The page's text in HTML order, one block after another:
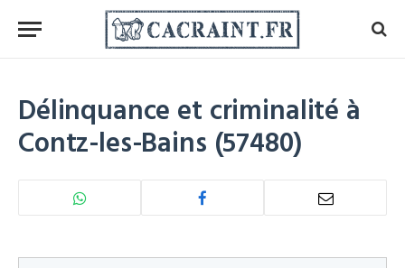
Délinquance et criminalité à
Contz-les-Bains (57480)